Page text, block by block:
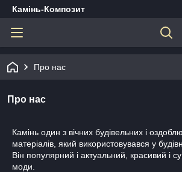
Камінь-Композит
Про нас
Про нас
Камінь один з вічних будівельних і
матеріалів, який використовувався у
Він популярний і актуальний, красивий і
моди.